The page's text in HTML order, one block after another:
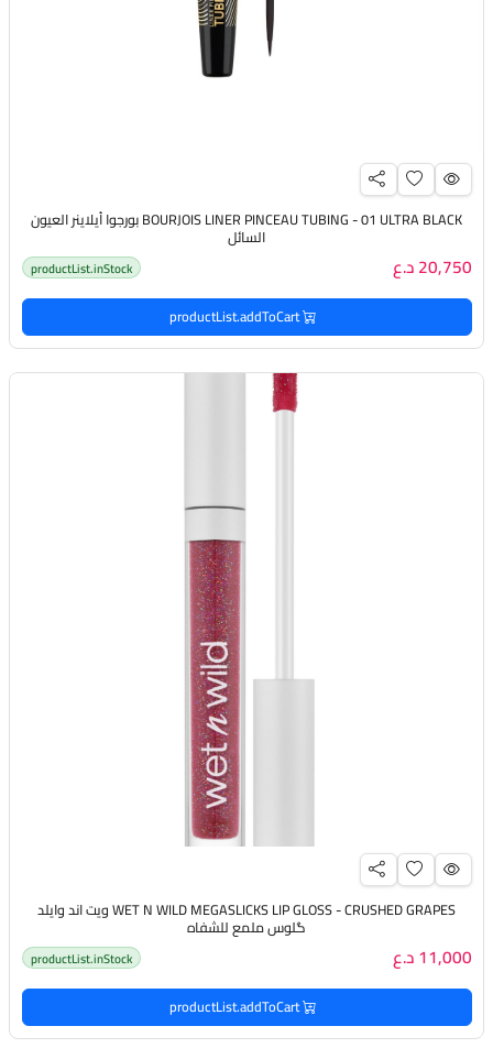
BOURJOIS LINER PINCEAU TUBING - 01 ULTRA BLACK بورجوا أيلاينر العيون
السائل
20,750 د.ع productList.inStock
productList.addToCart
WET N WILD MEGASLICKS LIP GLOSS - CRUSHED GRAPES ويت اند وايلد
گلوس ملمع للشفاه
11,000 د.ع productList.inStock
productList.addToCart